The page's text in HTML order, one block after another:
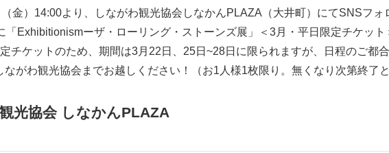
金）14:00より、しながわ観光協会しなかんPLAZA（大井町）にてSNSフォ
「Exhibitionismーザ・ローリング・ストーンズ展」＜3月・平日限定チケッ
チケットのため、期間は3月22日、25日~28日に限られますが、日程のご都
ながわ観光協会までお越しください！（お1人様1枚限り。無くなり次第終了
光協会 しなかんPLAZA